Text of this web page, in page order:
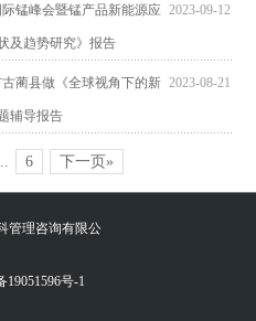
锰峰会暨锰产品新能源应
及趋势研究》报告
2023-09-12
蔺县做《全球视角下的新
辅导报告
2023-08-21
6 下一页»
管理咨询有限公
19051596号-1